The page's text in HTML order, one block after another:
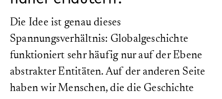
Die Idee ist genau dieses
Spannungsverhältnis: Globalgeschichte
funktioniert sehr häufig nur auf der Ebene
abstrakter Entitäten. Auf der anderen Seite
haben wir Menschen, die die Geschichte